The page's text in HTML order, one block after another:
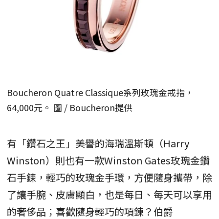
Boucheron Quatre Classique系列玫瑰金戒指，
64,000元。 圖 / Boucheron提供
有「鑽石之王」美譽的海瑞溫斯頓（Harry
Winston）則也有一款Winston Gates玫瑰金鑽
石手鍊，輕巧的玫瑰金手環，方便隨身攜帶，除
了讓手腕、皮膚顯白，也是每日、每天可以享用
的奢侈品；喜歡隨身輕巧的項鍊？伯爵